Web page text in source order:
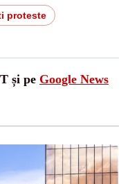
proteste
și pe Google News